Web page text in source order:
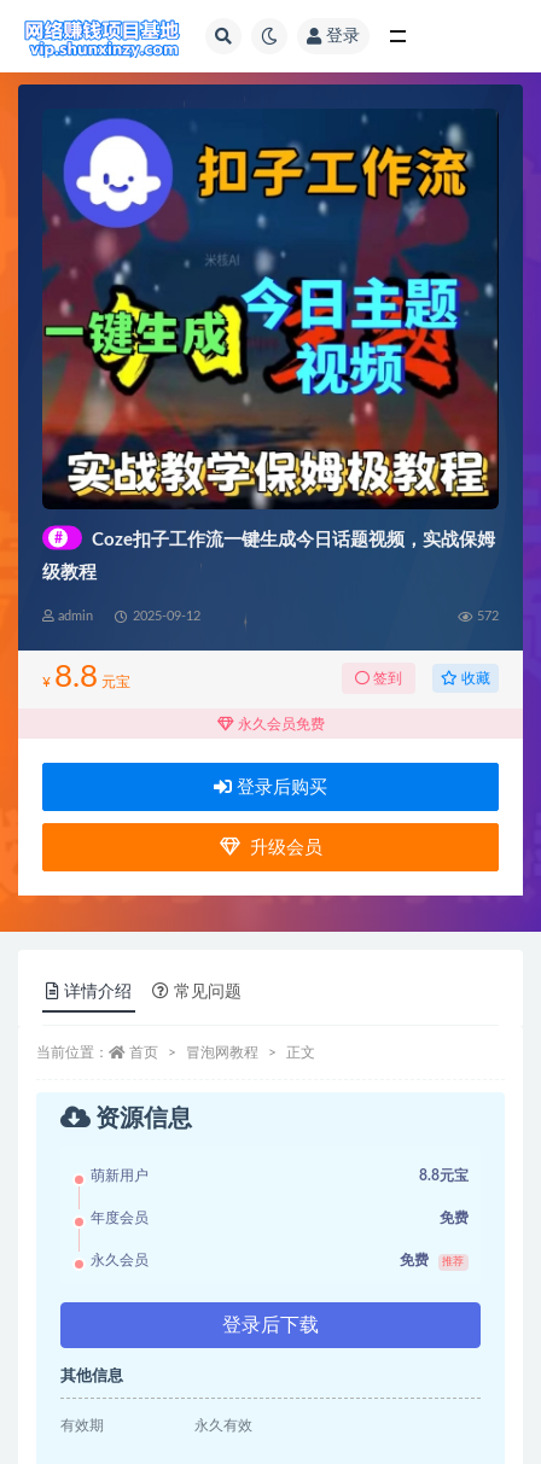
登录
#
Coze扣子工作流一键生成今日话题视频，实战保姆
级教程
admin 2025-09-12 572
¥ 8.8 元宝 签到 收藏
永久会员免费
登录后购买
升级会员
详情介绍 常见问题
当前位置： 首页 冒泡网教程 正文
资源信息
萌新用户 8.8元宝
年度会员 免费
永久会员 免费 推荐
登录后下载
其他信息
有效期 永久有效